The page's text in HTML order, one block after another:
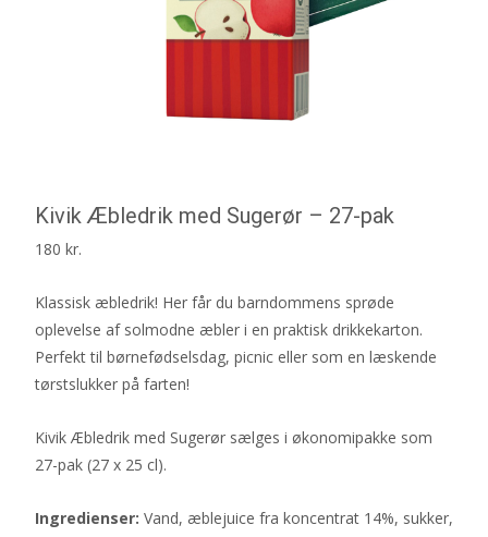
Kivik Æbledrik med Sugerør – 27-pak
180 kr.
Klassisk æbledrik! Her får du barndommens sprøde
oplevelse af solmodne æbler i en praktisk drikkekarton.
Perfekt til børnefødselsdag, picnic eller som en læskende
tørstslukker på farten!
Kivik Æbledrik med Sugerør sælges i økonomipakke som
27-pak (27 x 25 cl).
Ingredienser: Vand, æblejuice fra koncentrat 14%, sukker,